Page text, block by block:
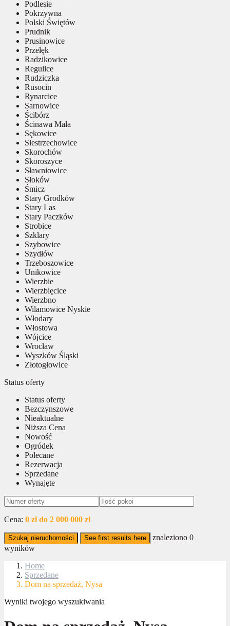
Podlesie
Pokrzywna
Polski Świętów
Prudnik
Prusinowice
Przełęk
Radzikowice
Regulice
Rudziczka
Rusocin
Rynarcice
Sarnowice
Ścibórz
Ścinawa Mała
Sękowice
Siestrzechowice
Skorochów
Skoroszyce
Sławniowice
Słoków
Śmicz
Stary Grodków
Stary Las
Stary Paczków
Strobice
Szklary
Szybowice
Szydłów
Trzeboszowice
Unikowice
Wierzbie
Wierzbięcice
Wierzbno
Wilamowice Nyskie
Włodary
Włostowa
Wójcice
Wrocław
Wyszków Śląski
Złotogłowice
Status oferty
Status oferty
Bezczynszowe
Nieaktualne
Niższa Cena
Nowość
Ogródek
Polecane
Rezerwacja
Sprzedane
Wynajęte
Cena: 0 zł do 2 000 000 zł
Szukaj nieruchomości See first results here znaleziono 0
wyników
Home
Sprzedane
Dom na sprzedaż, Nysa
Wyniki twojego wyszukiwania